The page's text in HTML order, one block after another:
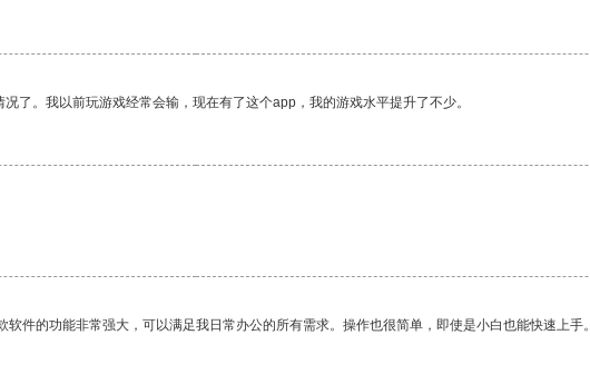
了。我以前玩游戏经常会输，现在有了这个app，我的游戏水平提升了不少。
件的功能非常强大，可以满足我日常办公的所有需求。操作也很简单，即使是小白也能快速上手。